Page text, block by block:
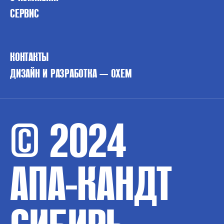
СЕРВИС
КОНТАКТЫ
ДИЗАЙН И РАЗРАБОТКА — OXEM
© 2024
АПА-КАНДТ